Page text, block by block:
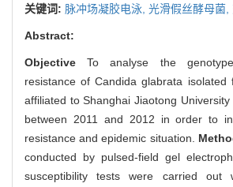
关键词: 脉冲场凝胶电泳, 光滑假丝酵母菌,
Abstract:
ObjectiveTo analyse the
resistance of Candida glabrata isolated
affiliated to Shanghai Jiaotong
between 2011 and 2012 in order to
resistance and epidemic situation.
conducted by pulsed-field gel
susceptibility tests were carried out